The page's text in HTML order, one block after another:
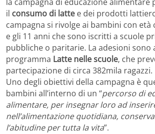
il consumo di latte e dei prodotti
campagna si rivolge ai bambini con età
e gli 11 anni che sono iscritti a scuole
pubbliche o paritarie. La adesioni sono
programma Latte nelle scuole, che
partecipazione di circa 382mila ragazzi.
Uno degli obiettivi della campagna è
bambini all’interno di un “percorso di
alimentare, per insegnar loro ad
nell’alimentazione quotidiana,
l’abitudine per tutta la vita”.